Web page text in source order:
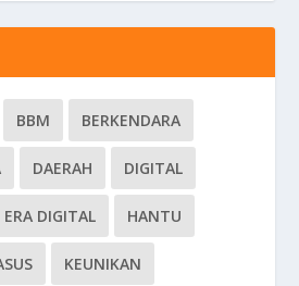
BBM BERKENDARA
DAERAH DIGITAL
ERA DIGITAL HANTU
KEUNIKAN